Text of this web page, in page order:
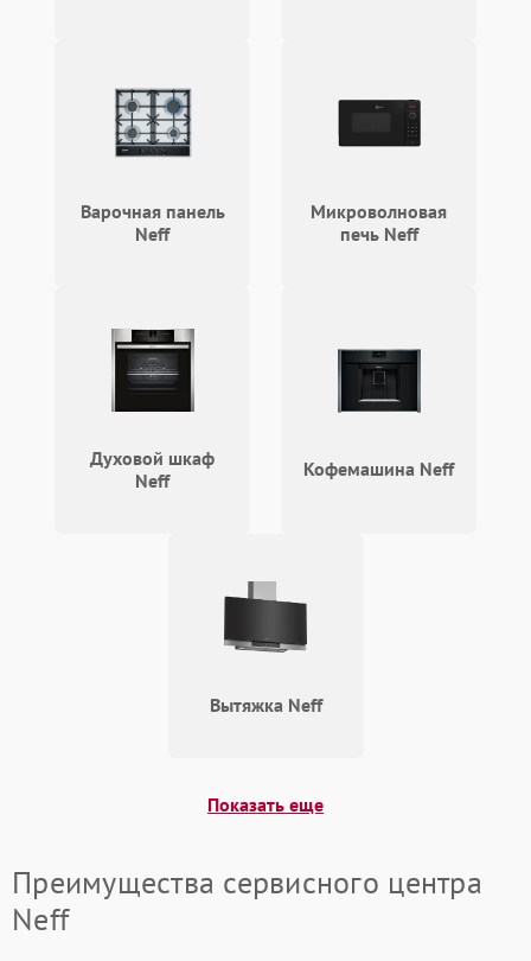
Варочная панель
Neff
Микроволновая
печь Neff
Духовой шкаф
Neff
Кофемашина Neff
Вытяжка Neff
Показать еще
Преимущества сервисного центра
Neff